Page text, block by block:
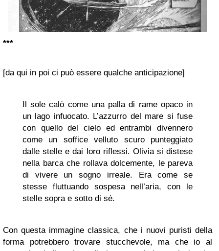
***
[da qui in poi ci può essere qualche anticipazione]
Il sole calò come una palla di rame opaco in
un lago infuocato. L’azzurro del mare si fuse
con quello del cielo ed entrambi divennero
come un soffice velluto scuro punteggiato
dalle stelle e dai loro riflessi. Olivia si distese
nella barca che rollava dolcemente, le pareva
di vivere un sogno irreale. Era come se
stesse fluttuando sospesa nell’aria, con le
stelle sopra e sotto di sé.
Con questa immagine classica, che i nuovi puristi della
forma potrebbero trovare stucchevole, ma che io al